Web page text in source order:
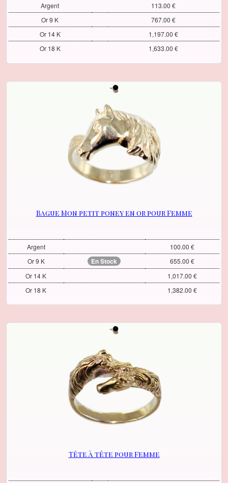
Argent
113.00 €
Or 9 K
767.00 €
Or 14 K
1,197.00 €
Or 18 K
1,633.00 €
Bague Mon petit poney en or pour Femme
Argent
100.00 €
Or 9 K
En Stock
655.00 €
Or 14 K
1,017.00 €
Or 18 K
1,382.00 €
Tête à tête pour Femme